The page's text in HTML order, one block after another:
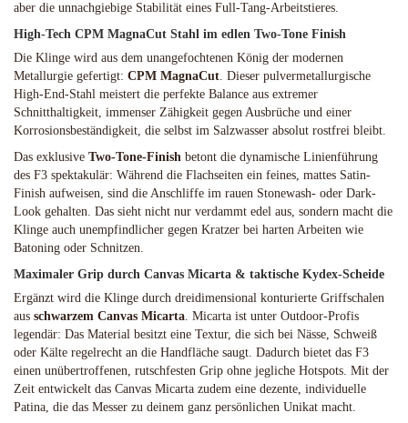
aber die unnachgiebige Stabilität eines Full-Tang-Arbeitstieres.
High-Tech CPM MagnaCut Stahl im edlen Two-Tone Finish
Die Klinge wird aus dem unangefochtenen König der modernen
Metallurgie gefertigt: CPM MagnaCut. Dieser pulvermetallurgische
High-End-Stahl meistert die perfekte Balance aus extremer
Schnitthaltigkeit, immenser Zähigkeit gegen Ausbrüche und einer
Korrosionsbeständigkeit, die selbst im Salzwasser absolut rostfrei bleibt.
Das exklusive Two-Tone-Finish betont die dynamische Linienführung
des F3 spektakulär: Während die Flachseiten ein feines, mattes Satin-
Finish aufweisen, sind die Anschliffe im rauen Stonewash- oder Dark-
Look gehalten. Das sieht nicht nur verdammt edel aus, sondern macht die
Klinge auch unempfindlicher gegen Kratzer bei harten Arbeiten wie
Batoning oder Schnitzen.
Maximaler Grip durch Canvas Micarta & taktische Kydex-Scheide
Ergänzt wird die Klinge durch dreidimensional konturierte Griffschalen
aus schwarzem Canvas Micarta. Micarta ist unter Outdoor-Profis
legendär: Das Material besitzt eine Textur, die sich bei Nässe, Schweiß
oder Kälte regelrecht an die Handfläche saugt. Dadurch bietet das F3
einen unübertroffenen, rutschfesten Grip ohne jegliche Hotspots. Mit der
Zeit entwickelt das Canvas Micarta zudem eine dezente, individuelle
Patina, die das Messer zu deinem ganz persönlichen Unikat macht.